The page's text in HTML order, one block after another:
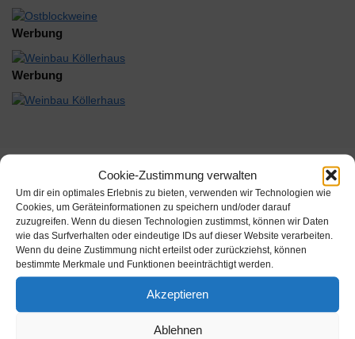
Cookie-Zustimmung verwalten
Um dir ein optimales Erlebnis zu bieten, verwenden wir Technologien wie
Cookies, um Geräteinformationen zu speichern und/oder darauf
zuzugreifen. Wenn du diesen Technologien zustimmst, können wir Daten
wie das Surfverhalten oder eindeutige IDs auf dieser Website verarbeiten.
Wenn du deine Zustimmung nicht erteilst oder zurückziehst, können
bestimmte Merkmale und Funktionen beeinträchtigt werden.
Akzeptieren
Ablehnen
Werbung
Werbung
Hier verschmilzt förmlich die Lebhaftigkeit des Barbera mit der
Weichheit des Marzemino. Dieser Rotwein, von der Südküste des
Gardasees stammend, verdankt seinen Namen der Einzellage
"L…
Alkoholgehalt: 13 % vol.